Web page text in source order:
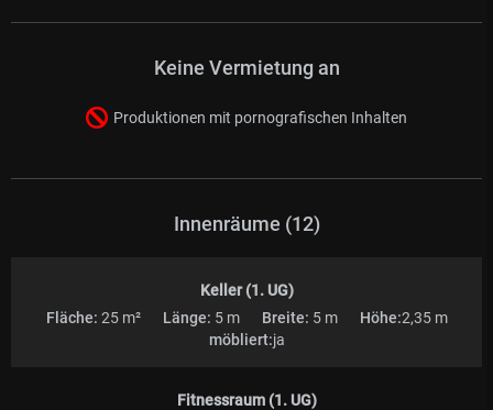
Keine Vermietung an
Produktionen mit pornografischen Inhalten
Innenräume (12)
Keller (1. UG)
Fläche: 25 m² Länge: 5 m Breite: 5 m Höhe:2,35 m
möbliert:ja
Fitnessraum (1. UG)